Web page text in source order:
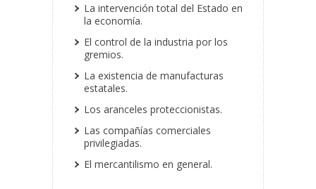
La intervención total del Estado en
la economía.
El control de la industria por los
gremios.
La existencia de manufacturas
estatales.
Los aranceles proteccionistas.
Las compañías comerciales
privilegiadas.
El mercantilismo en general.